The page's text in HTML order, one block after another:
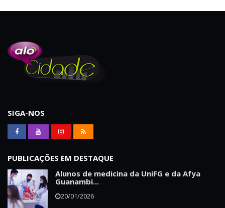
SIGA-NOS
PUBLICAÇÕES EM DESTAQUE
Alunos de medicina da UniFG e da Afya
Guanambi...
20/01/2026